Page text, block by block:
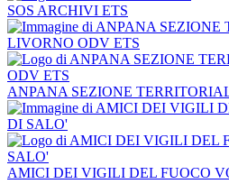
SOS ARCHIVI ETS
ANPANA SEZIONE
AMICI DEI VIGILI DEL FUOCO